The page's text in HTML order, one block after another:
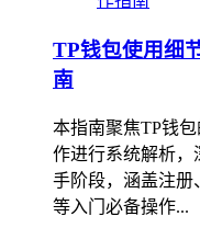
TP钱包使用细
南
本指南聚焦TP钱
作进行系统解析，
手阶段，涵盖注册
等入门必备操作...